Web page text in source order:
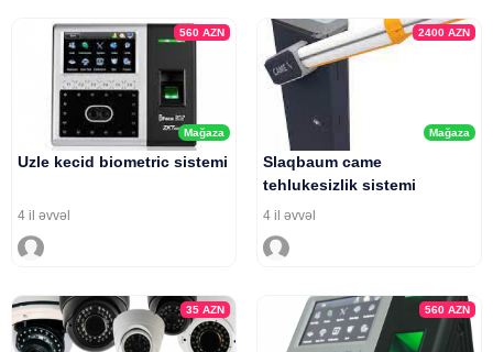
Mağaza
560AZN
Uzle kecid biometric sistemi
4 il əvvəl
Mağaza
2400 AZN
Slaqbaum came
tehlukesizlik sistemi
4 il əvvəl
35AZN 560 AZN